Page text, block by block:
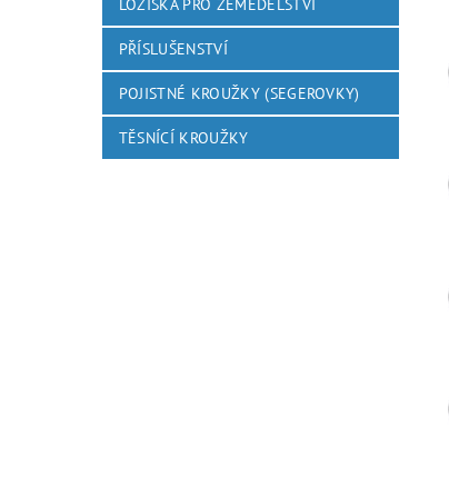
LOŽISKA PRO ZEMĚDĚLSTVÍ
PŘÍSLUŠENSTVÍ
POJISTNÉ KROUŽKY (SEGEROVKY)
TĚSNÍCÍ KROUŽKY